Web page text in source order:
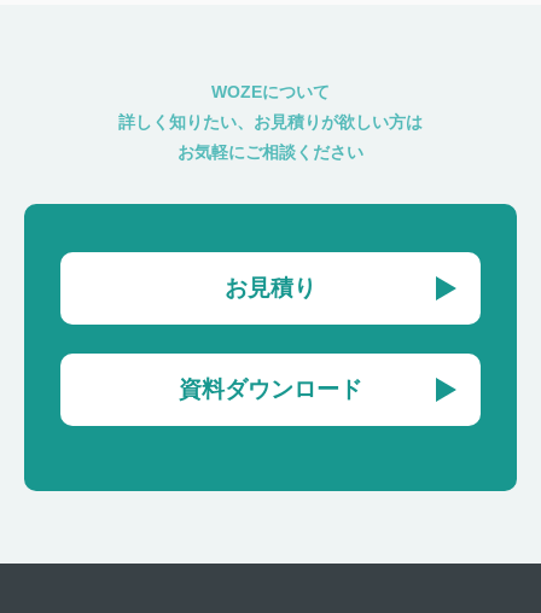
WOZEについて
詳しく知りたい、お見積りが欲しい方は
お気軽にご相談ください
お見積り
資料ダウンロード